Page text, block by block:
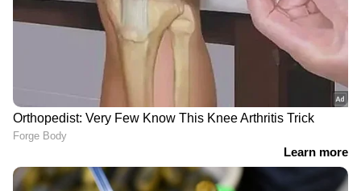
അട്ടപ്പാടി മധുകൊലക്കേസിൽ ഇന്നു മുതൽ
അതിവേഗ വിസ്താരം
തുടങ്ങാനിരിക്കുകയായിരുന്നു. ദിവസം അഞ്ച്
LATEST VIDEOS
കുന്നംകുളത്തെ സ്വകാര്യ ബസ്
അപകടം; ബസ് വന്നത് അമിത
കേസെടുക്കും